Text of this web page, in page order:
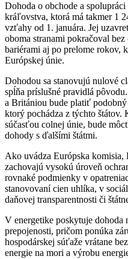
Dohoda o obchode a
kráľovstva, ktorá má takmer 1
vzťahy od 1. januára. Jej
oboma stranami pokračoval
bariérami aj po prelome rokov,
Európskej únie.
Dohodou sa stanovujú nulové
spĺňa príslušné pravidlá
a Britániou bude platiť
ktorý pochádza z týchto
súčasťou colnej únie, bude
dohody s ďalšími štátmi.
Ako uvádza Európska komisia,
zachovajú vysokú úroveň
rovnaké podmienky v
stanovovaní cien uhlíka, v
daňovej transparentnosti či
V energetike poskytuje dohoda
prepojenosti, pričom ponúka
hospodárskej súťaže vrátane
energie na mori a výrobu